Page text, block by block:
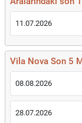
11.07.2026
Vila Nova Son 5
08.08.2026
28.07.2026